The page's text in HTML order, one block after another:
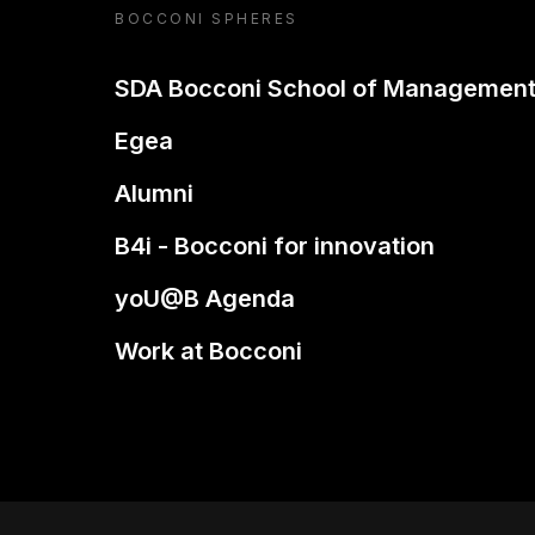
BOCCONI SPHERES
SDA Bocconi School of Management
Egea
Alumni
B4i - Bocconi for innovation
yoU@B Agenda
Work at Bocconi